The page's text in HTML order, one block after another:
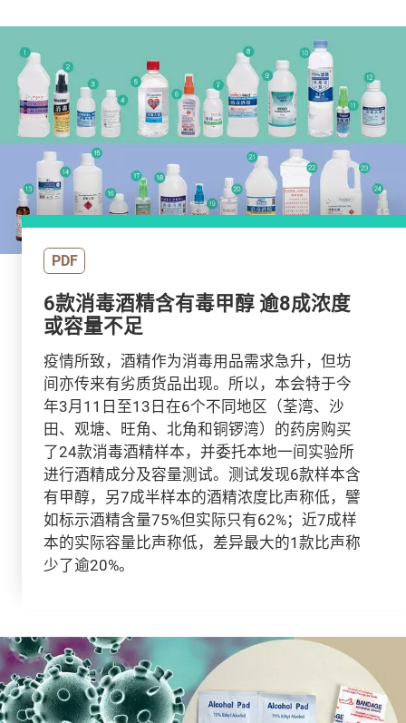
PDF
6款消毒酒精含有毒甲醇 逾8成浓度
或容量不足
疫情所致，酒精作为消毒用品需求急升，但坊
间亦传来有劣质货品出现。所以，本会特于今
年3月11日至13日在6个不同地区（荃湾、沙
田、观塘、旺角、北角和铜锣湾）的药房购买
了24款消毒酒精样本，并委托本地一间实验所
进行酒精成分及容量测试。测试发现6款样本含
有甲醇，另7成半样本的酒精浓度比声称低，譬
如标示酒精含量75%但实际只有62%；近7成样
本的实际容量比声称低，差异最大的1款比声称
少了逾20%。